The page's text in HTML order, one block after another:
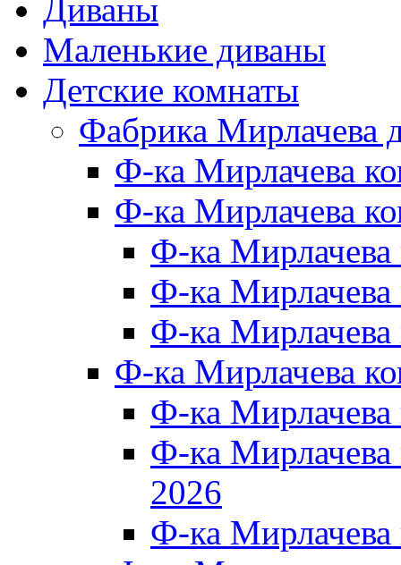
Диваны
Маленькие диваны
Детские комнаты
Фабрика Мирлачева
Ф-ка Мирлачева
Ф-ка Мирлачева
Ф-ка
Ф-ка Мирлачева
Ф-ка Мирлачева
Ф-ка Мирлачева
Ф-ка
Ф-ка
2026
Ф-ка